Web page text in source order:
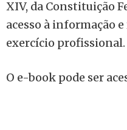
XIV, da Constituição
acesso à informação
exercício profissional.
O e-book pode ser